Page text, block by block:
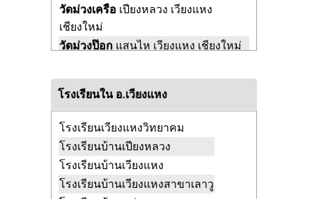
วัดม่วงเครือ เปียงหลวง เวียงแหง
เชียงใหม่
วัดม่วงป๊อก แสนไห เวียงแหง เชียงใหม่
เชียงใหม่
วัดห้วยหก
วัดอุทัยธารามเปียงหลวง เวียงแหง
โรงเรียนใน อ.เวียงแหง
โรงเรียนเวียงแหงวิทยาคม
โรงเรียนบ้านเปียงหลวง
โรงเรียนบ้านเวียงแหง
โรงเรียนบ้านเวียงแหงสาขาเลาวู